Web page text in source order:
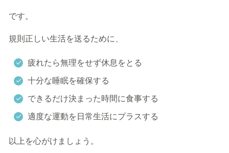
です。
規則正しい生活を送るために、
疲れたら無理をせず休息をとる
十分な睡眠を確保する
できるだけ決まった時間に食事する
適度な運動を日常生活にプラスする
以上を心がけましょう。